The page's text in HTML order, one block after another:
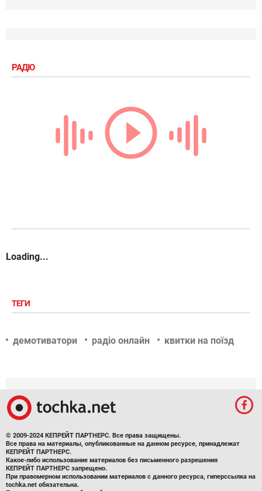
РАДІО
Loading...
ТЕГИ
демотиватори радіо онлайн квитки на поїзд
© 2009-2024 КЕПРЕЙТ ПАРТНЕРС. Все права защищены.
Все права на материалы, опубликованные на данном ресурсе, принадлежат
КЕПРЕЙТ ПАРТНЕРС.
Какое-либо использование материалов без письменного разрешения
КЕПРЕЙТ ПАРТНЕРС запрещено.
При правомерном использовании материалов с данного ресурса, гиперссылка на
tochka.net обязательна.